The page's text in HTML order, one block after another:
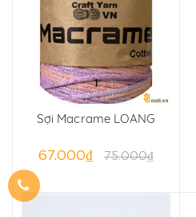
Sợi Macrame LOANG
67.000₫ 75.000₫